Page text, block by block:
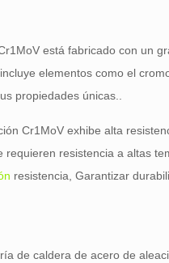
está fabricado con un
elementos como el
propiedades únicas..
Cr1MoV exhibe alta
resistencia a altas
resistencia, Garantizar
de caldera de acero de